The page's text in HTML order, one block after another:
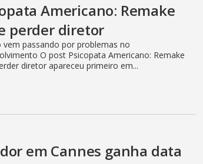
Americano: Remake
perder diretor
vem passando por problemas no
O post Psicopata Americano: Remake
diretor apareceu primeiro em...
em Cannes ganha data